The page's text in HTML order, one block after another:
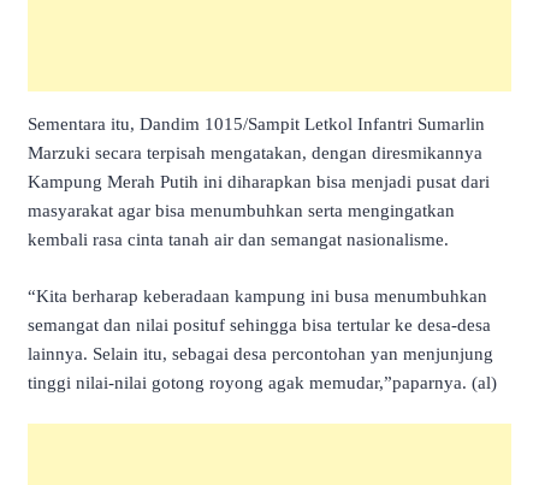
Sementara itu, Dandim 1015/Sampit Letkol Infantri Sumarlin
Marzuki secara terpisah mengatakan, dengan diresmikannya
Kampung Merah Putih ini diharapkan bisa menjadi pusat dari
masyarakat agar bisa menumbuhkan serta mengingatkan
kembali rasa cinta tanah air dan semangat nasionalisme.
“Kita berharap keberadaan kampung ini busa menumbuhkan
semangat dan nilai posituf sehingga bisa tertular ke desa-desa
lainnya. Selain itu, sebagai desa percontohan yan menjunjung
tinggi nilai-nilai gotong royong agak memudar,”paparnya. (al)